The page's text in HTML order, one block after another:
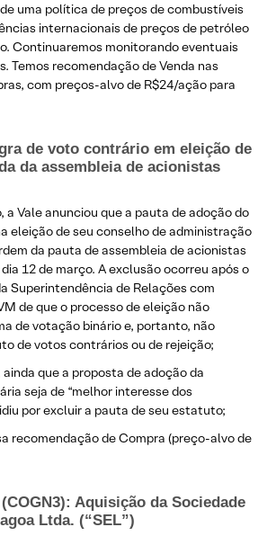
uma política de preços de combustíveis
internacionais de preços de petróleo
Continuaremos monitorando eventuais
Temos recomendação de Venda nas
com preços-alvo de R$24/ação para
de voto contrário em eleição de
da assembleia de acionistas
a Vale anunciou que a pauta de adoção do
eleição de seu conselho de administração
da pauta de assembleia de acionistas
12 de março. A exclusão ocorreu após o
Superintendência de Relações com
de que o processo de eleição não
de votação binário e, portanto, não
de votos contrários ou de rejeição;
ainda que a proposta de adoção da
seja de “melhor interesse dos
por excluir a pauta de seu estatuto;
recomendação de Compra (preço-alvo de
Aquisição da Sociedade
Ltda. (“SEL”)